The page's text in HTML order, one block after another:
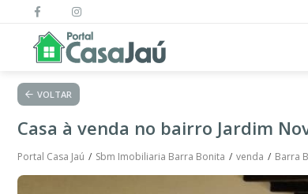
VOLTAR
Casa à venda no bairro Jardim
Portal Casa Jaú Sbm Imobiliaria Barra Bonita venda Barra